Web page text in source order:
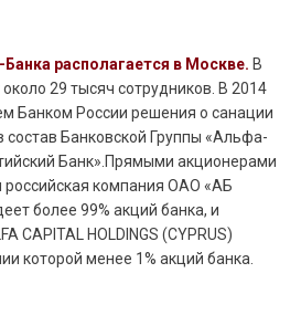
располагается в Москве. В
29 тысяч сотрудников. В 2014
Банком России решения о санации
состав Банковской Группы «Альфа-
Банк».Прямыми акционерами
компания ОАО «АБ
более 99% акций банка, и
CAPITAL HOLDINGS (CYPRUS)
которой менее 1% акций банка.